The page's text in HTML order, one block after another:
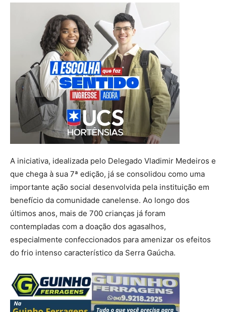
A iniciativa, idealizada pelo Delegado Vladimir Medeiros e
que chega à sua 7ª edição, já se consolidou como uma
importante ação social desenvolvida pela instituição em
benefício da comunidade canelense. Ao longo dos
últimos anos, mais de 700 crianças já foram
contempladas com a doação dos agasalhos,
especialmente confeccionados para amenizar os efeitos
do frio intenso característico da Serra Gaúcha.